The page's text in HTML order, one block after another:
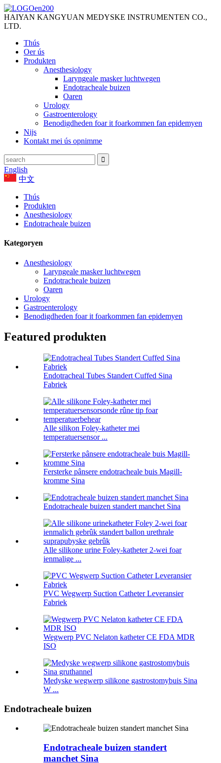
HAIYAN KANGYUAN MEDYSKE INSTRUMENTEN CO.,
LTD.
Thús
Oer ús
Produkten
Anesthesiology
Laryngeale masker luchtwegen
Endotracheale buizen
Oaren
Urology
Gastroenterology
Benodigdheden foar it foarkommen fan epidemyen
Nijs
Kontakt mei ús opnimme
English
中文
Thús
Produkten
Anesthesiology
Endotracheale buizen
Kategoryen
Anesthesiology
Laryngeale masker luchtwegen
Endotracheale buizen
Oaren
Urology
Gastroenterology
Benodigdheden foar it foarkommen fan epidemyen
Featured produkten
Endotracheal Tubes Standert Cuffed Sina
Fabriek
Alle silikon Foley-katheter mei
temperatuersensor ...
Fersterke pânsere endotracheale buis Magill-
kromme Sina
Endotracheale buizen standert manchet Sina
Alle silikone urine Foley-katheter 2-wei foar
ienmalige ...
PVC Wegwerp Suction Catheter Leveransier
Fabriek
Wegwerp PVC Nelaton katheter CE FDA MDR
ISO
Medyske wegwerp silikone gastrostomybuis Sina
W ...
Endotracheale buizen
Endotracheale buizen standert
manchet Sina